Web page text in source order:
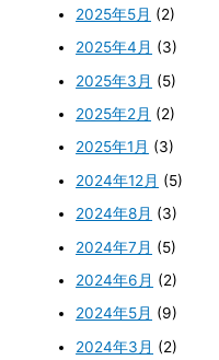
2025年5月 (2)
2025年4月 (3)
2025年3月 (5)
2025年2月 (2)
2025年1月 (3)
2024年12月 (5)
2024年8月 (3)
2024年7月 (5)
2024年6月 (2)
2024年5月 (9)
2024年3月 (2)